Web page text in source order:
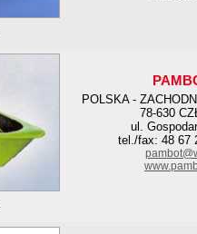
POLSKA -
78-630
ul.
tel./fax: 48 67